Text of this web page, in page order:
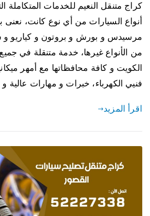
كراج متنقل النعيم للخدمات
أنواع السيارات من أي نوع كانت، نعنى
مرسيدس و بورش و بروتون و كياريو و
من الأنواع غيرها، خدمة متنقلة في
الكويت و كافة محافظاتها مع أمهر
فنيي الكهرباء، خبرات و مهارات
اقرأ المزيد